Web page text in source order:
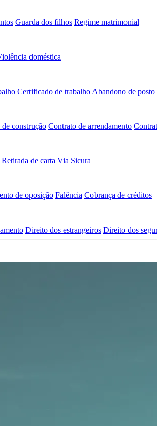
Guarda dos filhos Regime matrimonial
doméstica
Certificado de trabalho Abandono de posto
construção Contrato de arrendamento
Retirada de carta Via Sicura
de oposição Falência Cobrança de créditos
Direito dos estrangeiros Direito dos